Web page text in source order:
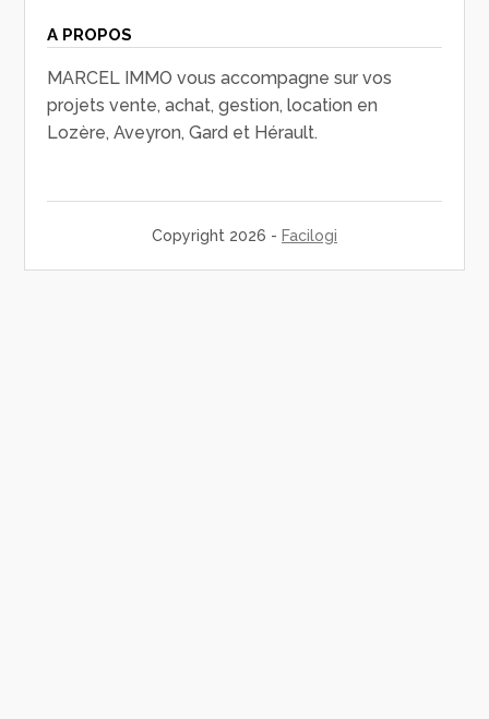
A PROPOS
MARCEL IMMO vous accompagne sur vos
projets vente, achat, gestion, location en
Lozère, Aveyron, Gard et Hérault.
Copyright 2026 - Facilogi